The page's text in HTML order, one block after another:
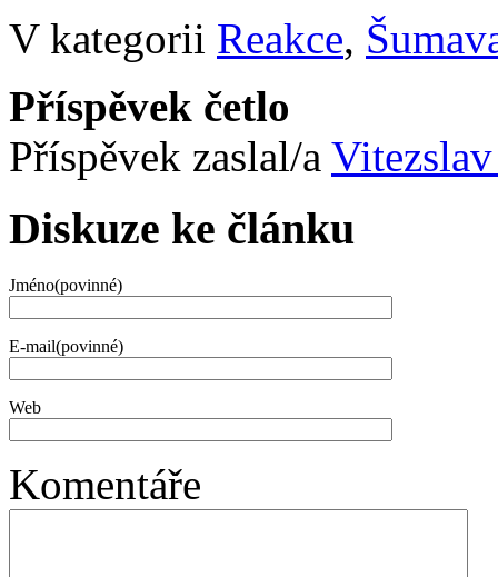
V kategorii Reakce,
Příspěvek četlo
Příspěvek zaslal/a
Diskuze ke článku
Jméno(povinné)
E-mail(povinné)
Web
Komentáře